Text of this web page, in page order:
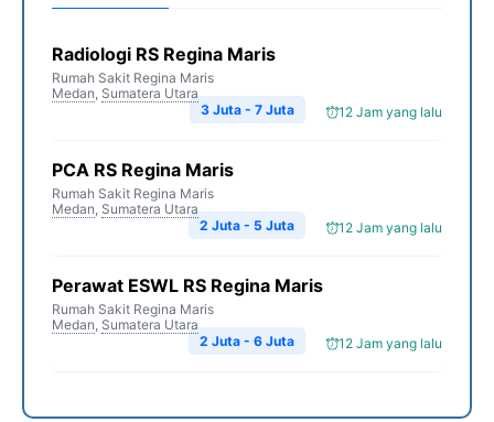
Radiologi RS Regina Maris
Rumah Sakit Regina Maris
Medan, Sumatera Utara
12 Jam yang lalu
3 Juta - 7 Juta
PCA RS Regina Maris
Rumah Sakit Regina Maris
Medan, Sumatera Utara
12 Jam yang lalu
2 Juta - 5 Juta
Perawat ESWL RS Regina Maris
Rumah Sakit Regina Maris
Medan, Sumatera Utara
12 Jam yang lalu
2 Juta - 6 Juta